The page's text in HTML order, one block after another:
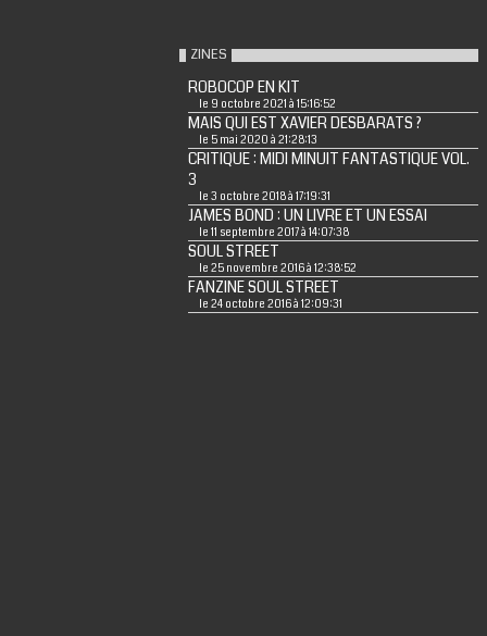
ZINES
ROBOCOP EN KIT
le 9 octobre 2021 à 15:16:52
MAIS QUI EST XAVIER DESBARATS ?
le 5 mai 2020 à 21:28:13
CRITIQUE : MIDI MINUIT FANTASTIQUE VOL.
3
le 3 octobre 2018 à 17:19:31
JAMES BOND : UN LIVRE ET UN ESSAI
le 11 septembre 2017 à 14:07:38
SOUL STREET
le 25 novembre 2016 à 12:38:52
FANZINE SOUL STREET
le 24 octobre 2016 à 12:09:31